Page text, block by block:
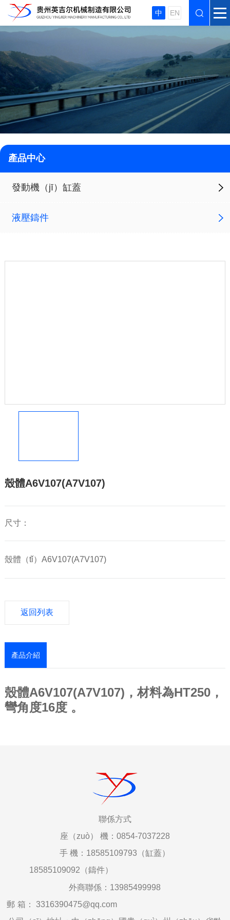
中 EN
產品中心
發動機（jī）缸蓋
液壓鑄件
殼體A6V107(A7V107)
尺寸：
殼體（tǐ）A6V107(A7V107)
返回列表
產品介紹
殼體A6V107(A7V107)，材料為HT250，
彎角度16度 。
聯係方式
座（zuò） 機：0854-7037228
手機：18585109793（缸蓋）
18585109092（鑄件）
外商聯係： 13985499998
郵 箱 ：3316390475@qq.com